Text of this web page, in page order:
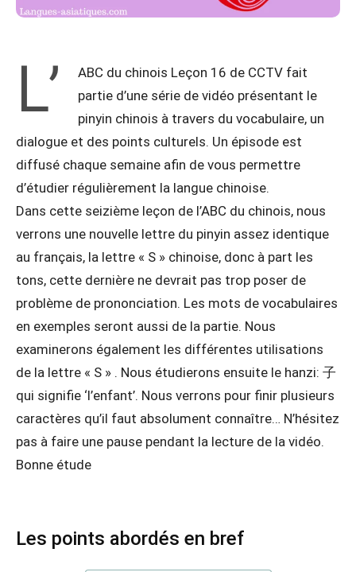
L’
ABC du chinois Leçon 16 de CCTV fait
partie d’une série de vidéo présentant le
pinyin chinois à travers du vocabulaire, un
dialogue et des points culturels. Un épisode est
diffusé chaque semaine afin de vous permettre
d’étudier régulièrement la langue chinoise.
Dans cette seizième leçon de l’ABC du chinois, nous
verrons une nouvelle lettre du pinyin assez identique
au français, la lettre « S » chinoise, donc à part les
tons, cette dernière ne devrait pas trop poser de
problème de prononciation. Les mots de vocabulaires
en exemples seront aussi de la partie. Nous
examinerons également les différentes utilisations
de la lettre « S » . Nous étudierons ensuite le hanzi: 子
qui signifie ‘l’enfant’. Nous verrons pour finir plusieurs
caractères qu’il faut absolument connaître… N’hésitez
pas à faire une pause pendant la lecture de la vidéo.
Bonne étude
Les points abordés en bref